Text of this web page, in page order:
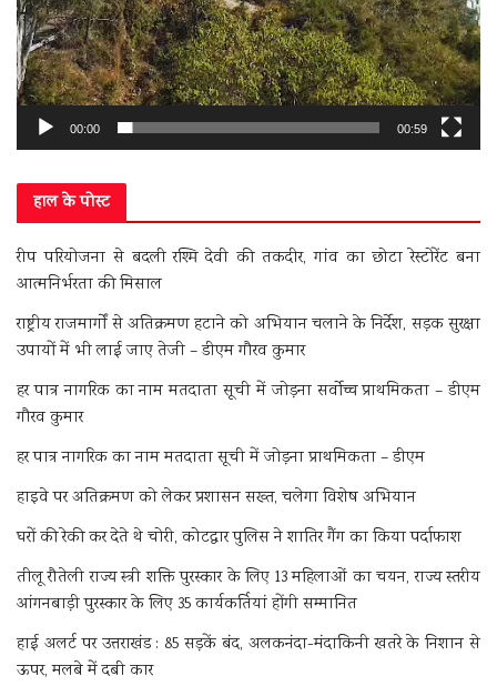
00:00 00:59
हाल के पोस्ट
रीप परियोजना से बदली रश्मि देवी की तकदीर, गांव का छोटा रेस्टोरेंट बना
आत्मनिर्भरता की मिसाल
राष्ट्रीय राजमार्गों से अतिक्रमण हटाने को अभियान चलाने के निर्देश, सड़क सुरक्षा
उपायों में भी लाई जाए तेजी – डीएम गौरव कुमार
हर पात्र नागरिक का नाम मतदाता सूची में जोड़ना सर्वोच्च प्राथमिकता – डीएम
गौरव कुमार
हर पात्र नागरिक का नाम मतदाता सूची में जोड़ना प्राथमिकता – डीएम
हाइवे पर अतिक्रमण को लेकर प्रशासन सख्त, चलेगा विशेष अभियान
घरों की रेकी कर देते थे चोरी, कोटद्वार पुलिस ने शातिर गैंग का किया पर्दाफाश
तीलू रौतेली राज्य स्त्री शक्ति पुरस्कार के लिए 13 महिलाओं का चयन, राज्य स्तरीय
आंगनबाड़ी पुरस्कार के लिए 35 कार्यकर्तियां होंगी सम्मानित
हाई अलर्ट पर उत्तराखंड : 85 सड़कें बंद, अलकनंदा-मंदाकिनी खतरे के निशान से
ऊपर, मलबे में दबी कार